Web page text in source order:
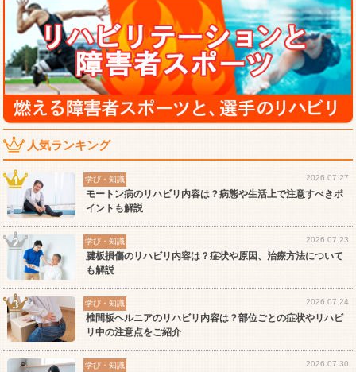
人気ランキング
学び・知識 2026.07.27
モートン病のリハビリ内容は？病態や生活上で注意すべきポ
イントも解説
学び・知識 2026.07.23
腱板損傷のリハビリ内容は？症状や原因、治療方法について
も解説
学び・知識 2026.07.24
椎間板ヘルニアのリハビリ内容は？部位ごとの症状やリハビ
リ中の注意点をご紹介
学び・知識 2026.07.30